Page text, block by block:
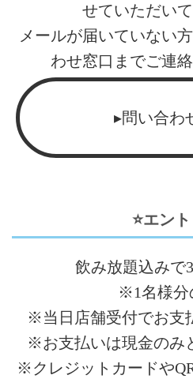
せていただいて
メールが届いていない
わせ窓口までご連
▸問い合わ
⭐エン
飲み放題込みで
※1名様分
※当日店舗受付でお支
※お支払いは現金のみ
※クレジットカードや